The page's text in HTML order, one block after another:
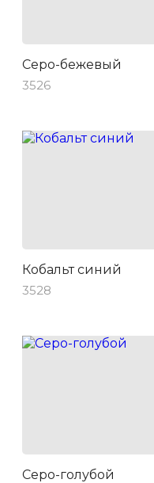
Серо-бежевый
3526
Кобальт синий
3528
Серо-голубой